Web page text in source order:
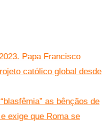
Papa Francisco
católico global desde
as bênçãos de
exige que Roma se